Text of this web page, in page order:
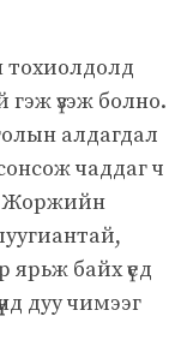
тохиолдолд
гэж үзэж болно.
алдагдал
чаддаг ч
Жоржийн
ярьж байх үед
дуу чимээг